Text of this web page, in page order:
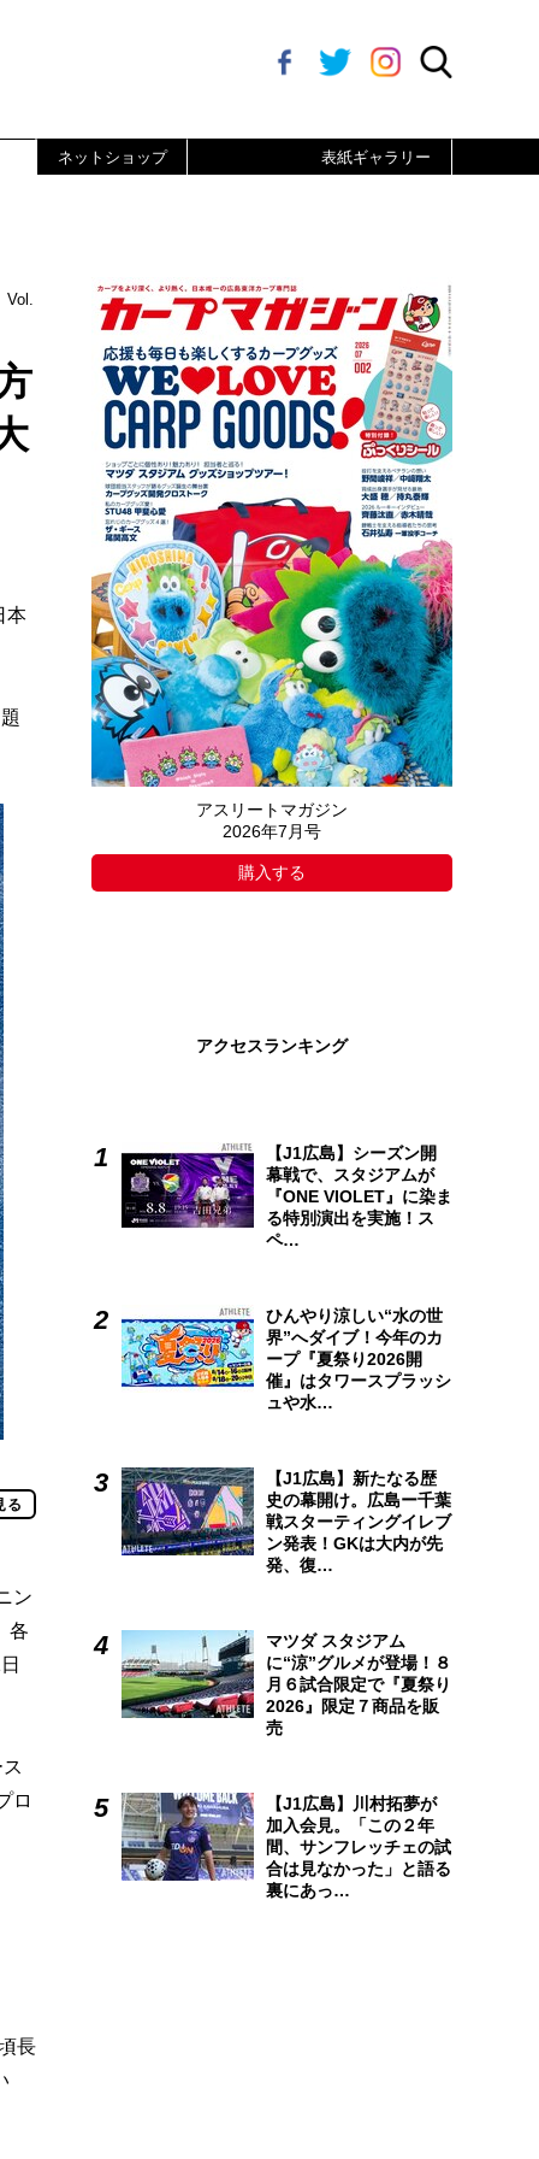
ネットショップ 表紙ギャラリー
Vol.
本
る
ン
各
ロ
長
アスリートマガジン
2026年7月号
購入する
アクセスランキング
【J1広島】シーズン開
幕戦で、スタジアムが
『ONE VIOLET』に染ま
る特別演出を実施！ス
ペ…
ひんやり涼しい“水の世
界”へダイブ！今年のカ
ープ『夏祭り2026開
催』はタワースプラッシ
ュや水…
【J1広島】新たなる歴
史の幕開け。広島ー千葉
戦スターティングイレブ
ン発表！GKは大内が先
発、復…
マツダ スタジアム
に“涼”グルメが登場！８
月６試合限定で『夏祭り
2026』限定７商品を販
売
【J1広島】川村拓夢が
加入会見。「この２年
間、サンフレッチェの試
合は見なかった」と語る
裏にあっ…